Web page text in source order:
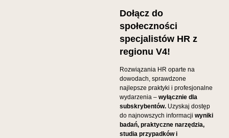
Dołącz do
społeczności
specjalistów HR z
regionu V4!
Rozwiązania HR oparte na
dowodach, sprawdzone
najlepsze praktyki i profesjonalne
wydarzenia – wyłącznie dla
subskrybentów. Uzyskaj dostęp
do najnowszych informacji wyniki
badań, praktyczne narzędzia,
studia przypadków i